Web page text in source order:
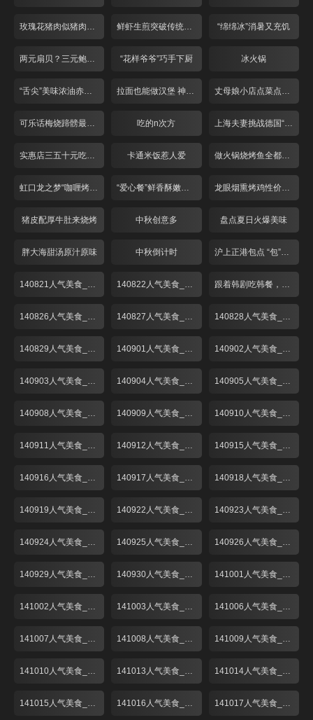
玫瑰花猪肉似猪肉又似牛肉 鲜虾生煎突破传统味道鲜美 “绵绵冰”消暑又充饥
两元扇贝？三元鲍鱼？68元吃野生梭子蟹？！ “花样爷爷”巧手下厨 冰火锅
“舌尖”美味浓油赤酱五味鸭 拉面也能做汉堡 神奇面条“拿”着吃 丈母娘小店点菜点半份
可乐话梅烧蹄髈最开胃 吃的n次方 上海夫妻挑战德国“咸猪手”
实惠店三五十元吃牛排 卡通米饭惹人爱 做火锅烧烤鱼全都不用水？
虹口龙之梦“咖喱烤鱼” “爱心餐”鲜香酥嫩啤酒鸭 龙眼烟熏烤鸡性价比超高
猪皮配厚牛肚来烧烤 中秋创意多 盘点夏日火爆美味
胖大海甜汤原汁原味 中秋倒计时 沪上正港包点 “包”你喜欢
140821人气美食_001 140822人气美食_001 跟着韩剧吃韩餐，解锁时下最in美食“部队锅”
140826人气美食_001 140827人气美食_001 140828人气美食_001
140829人气美食_001 140901人气美食_001 140902人气美食_001
140903人气美食_001 140904人气美食_001 140905人气美食_001
140908人气美食_001 140909人气美食_001 140910人气美食_001
140911人气美食_001 140912人气美食_001 140915人气美食_001
140916人气美食_001 140917人气美食_001 140918人气美食_001
140919人气美食_001 140922人气美食_001 140923人气美食_001
140924人气美食_001 140925人气美食_001 140926人气美食_001
140929人气美食_001 140930人气美食_001 141001人气美食_001
141002人气美食_001 141003人气美食_001 141006人气美食_001
141007人气美食_001 141008人气美食_001 141009人气美食_001
141010人气美食_001 141013人气美食_001 141014人气美食_001
141015人气美食_001 141016人气美食_001 141017人气美食_001